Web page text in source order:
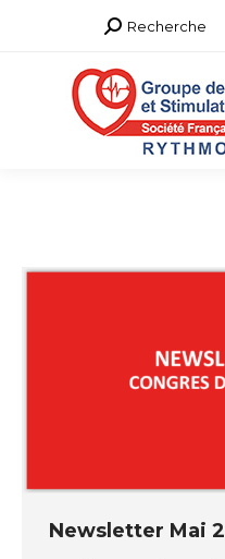
Recherche
Recherche
Newsletter Mai